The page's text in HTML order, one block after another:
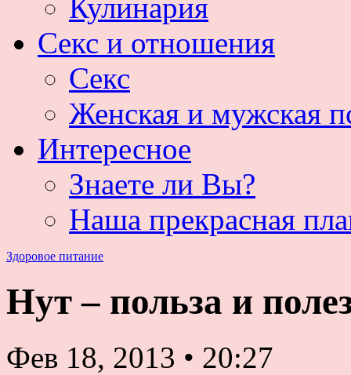
Кулинария
Секс и отношения
Секс
Женская и мужская
Интересное
Знаете ли Вы?
Наша прекрасная
Здоровое питание
Нут – польза и
Фев 18, 2013 • 20:27